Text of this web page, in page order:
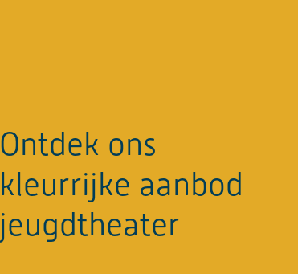
Ontdek ons
kleurrijke aanbod
jeugdtheater